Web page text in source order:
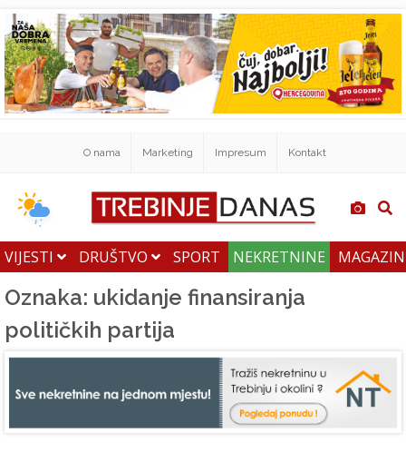
O nama Marketing Impresum Kontakt
VIJESTI DRUŠTVO SPORT NEKRETNINE
Oznaka: ukidanje finansiranja
političkih partija